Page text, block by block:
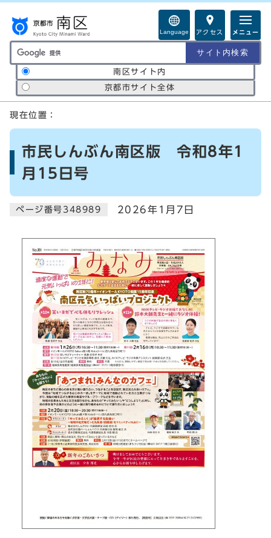
Language アクセス メニュー
サイト内検索の範囲
南区サイト内
京都市サイト全体
ここから本文です
現在位置：
市民しんぶん南区版 令和8年1
月15日号
ページ番号348989 2026年1月7日